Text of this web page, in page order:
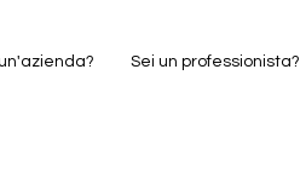
Sei un professionista?